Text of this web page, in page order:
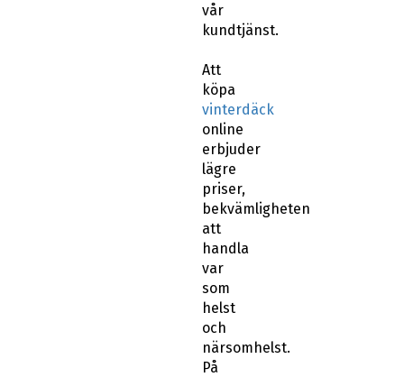
vår
kundtjänst.
Att
köpa
vinterdäck
online
erbjuder
lägre
priser,
bekvämligheten
att
handla
var
som
helst
och
närsomhelst.
På